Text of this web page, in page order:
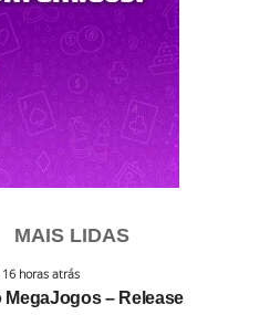
MAIS LIDAS
16 horas atrás
MegaJogos – Release